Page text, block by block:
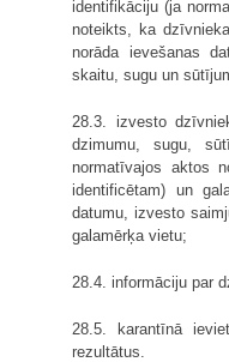
identifikāciju (ja
noteikts, ka
norāda ievešanas
skaitu, sugu un
28.3. izvesto
dzimumu, sugu,
normatīvajos aktos
identificētam) un
datumu, izvesto
galamērķa vietu;
28.4. informāciju par
28.5. karantīnā
rezultātus.